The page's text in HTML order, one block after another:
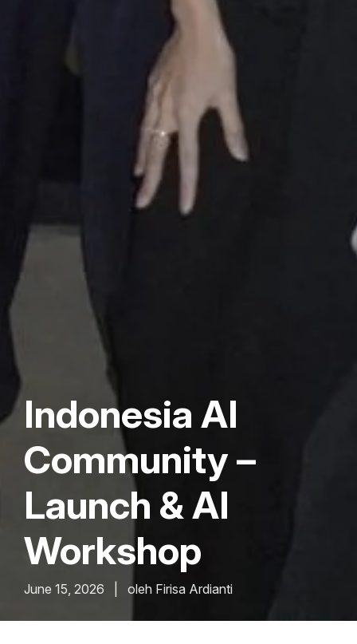
Indonesia AI
Community –
Launch & AI
Workshop
June 15, 2026 oleh Firisa Ardianti